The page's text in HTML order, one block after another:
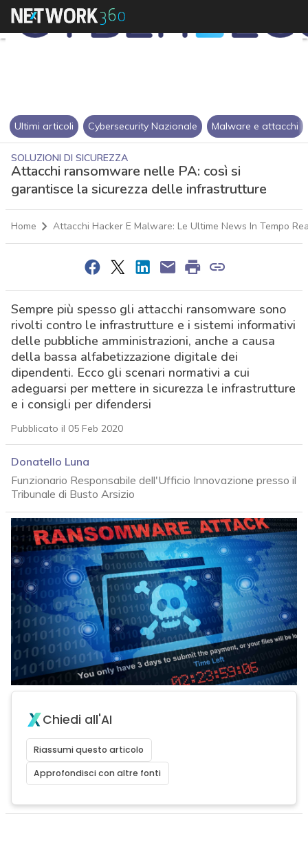
Ultimi articoli Cybersecurity Nazionale Malware e attacchi
SOLUZIONI DI SICUREZZA
Attacchi ransomware nelle PA: così si
garantisce la sicurezza delle infrastrutture
Home Attacchi Hacker E Malware: Le Ultime News In Tempo
Sempre più spesso gli attacchi ransomware sono
rivolti contro le infrastrutture e i sistemi informativi
delle pubbliche amministrazioni, anche a causa
della bassa alfabetizzazione digitale dei
dipendenti. Ecco gli scenari normativi a cui
adeguarsi per mettere in sicurezza le infrastrutture
e i consigli per difendersi
Pubblicato il 05 Feb 2020
Donatello Luna
Funzionario Responsabile dell'Ufficio Innovazione presso il
Tribunale di Busto Arsizio
Chiedi all'AI
Riassumi questo articolo
Approfondisci con altre fonti